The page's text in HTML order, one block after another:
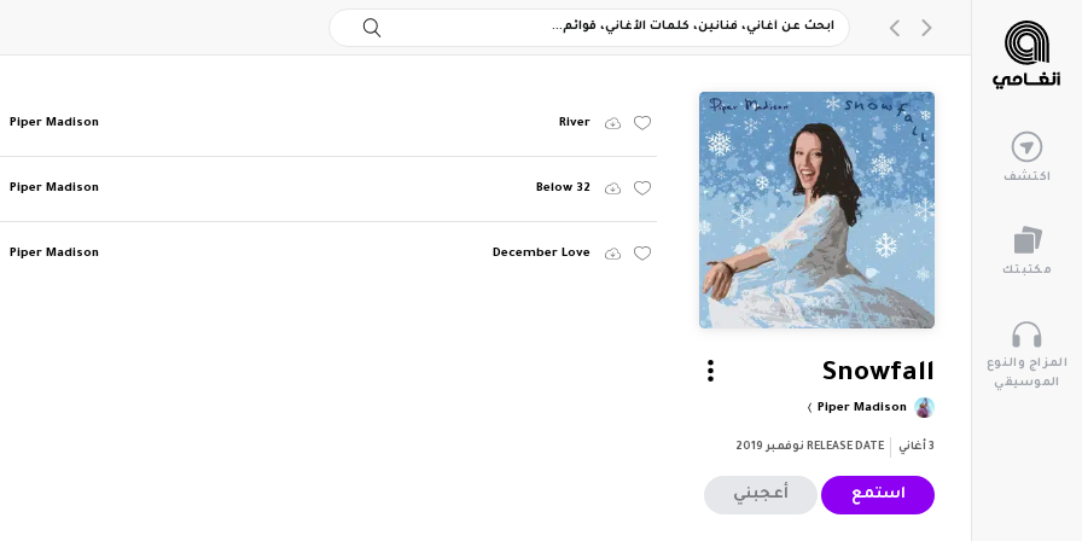
اكتشف
مكتبتك
المزاج والنوع
الموسيقي
Snowfall
Piper Madison
3 أغاني RELEASE DATE نوفمبر 2019
استمع أعجبني
River
Piper Madison
Below 32
Piper Madison
December Love
Piper Madison